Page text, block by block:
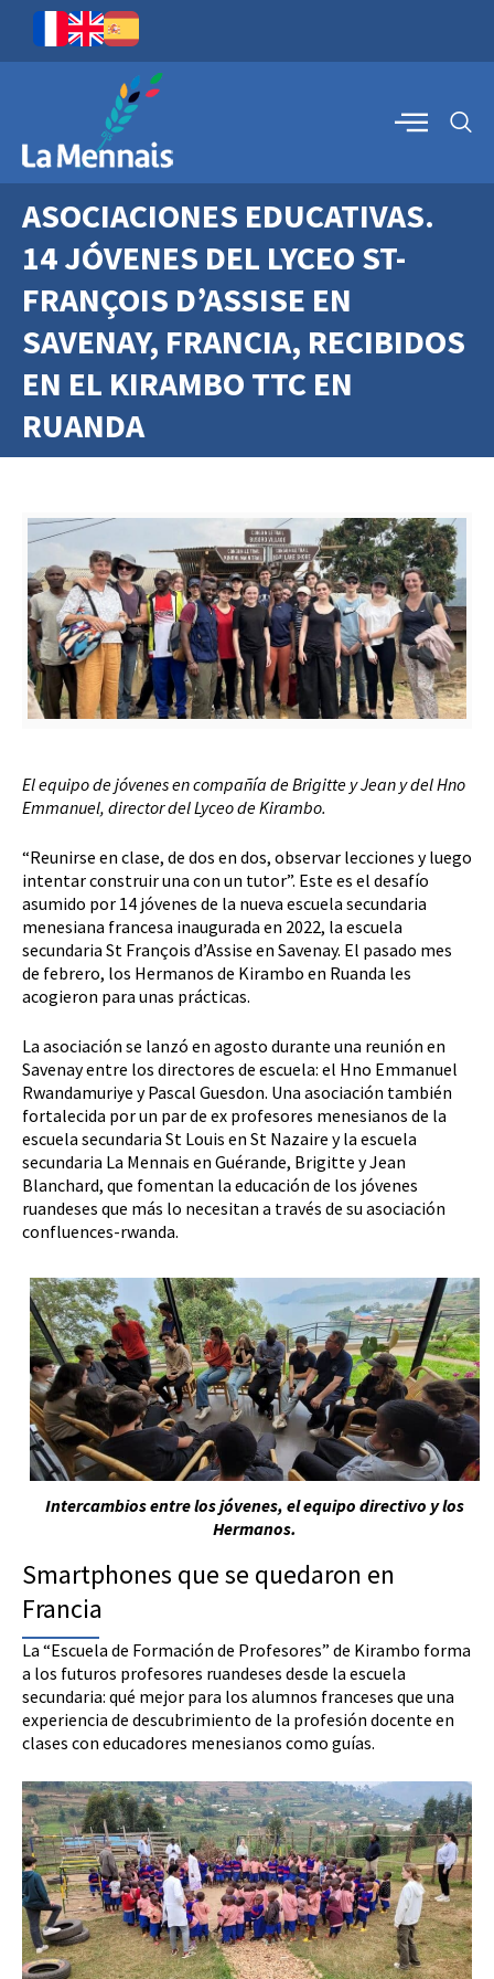
ASOCIACIONES EDUCATIVAS.
14 JÓVENES DEL LYCEO ST-
FRANÇOIS D’ASSISE EN
SAVENAY, FRANCIA, RECIBIDOS
EN EL KIRAMBO TTC EN
RUANDA
El equipo de jóvenes en compañía de Brigitte y Jean y del Hno
Emmanuel, director del Lyceo de Kirambo.
“Reunirse en clase, de dos en dos, observar lecciones y luego
intentar construir una con un tutor”. Este es el desafío
asumido por 14 jóvenes de la nueva escuela secundaria
menesiana francesa inaugurada en 2022, la escuela
secundaria St François d’Assise en Savenay. El pasado mes
de febrero, los Hermanos de Kirambo en Ruanda les
acogieron para unas prácticas.
La asociación se lanzó en agosto durante una reunión en
Savenay entre los directores de escuela: el Hno Emmanuel
Rwandamuriye y Pascal Guesdon. Una asociación también
fortalecida por un par de ex profesores menesianos de la
escuela secundaria St Louis en St Nazaire y la escuela
secundaria La Mennais en Guérande, Brigitte y Jean
Blanchard, que fomentan la educación de los jóvenes
ruandeses que más lo necesitan a través de su asociación
confluences-rwanda.
Intercambios entre los jóvenes, el equipo directivo y los
Hermanos.
Smartphones que se quedaron en
Francia
La “Escuela de Formación de Profesores” de Kirambo forma
a los futuros profesores ruandeses desde la escuela
secundaria: qué mejor para los alumnos franceses que una
experiencia de descubrimiento de la profesión docente en
clases con educadores menesianos como guías.